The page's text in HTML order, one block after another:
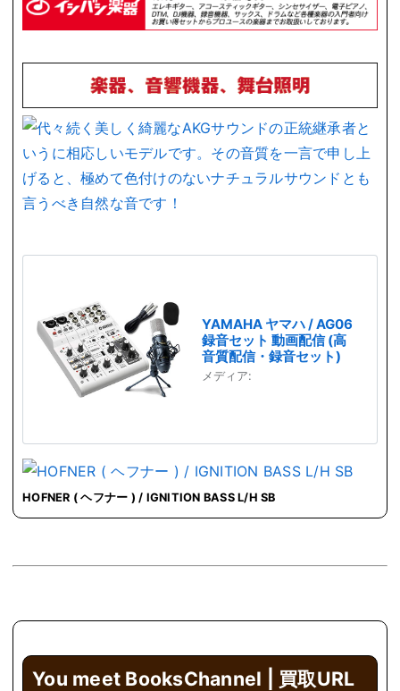
YAMAHA ヤマハ / AG06
録音セット 動画配信 (高
音質配信・録音セット)
メディア:
HOFNER ( ヘフナー ) / IGNITION BASS L/H SB
You meet BooksChannel | 買取URL